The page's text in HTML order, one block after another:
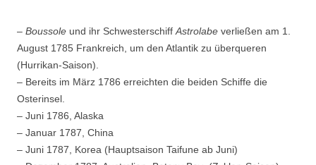
– Boussole und ihr Schwesterschiff Astrolabe verließen am 1.
August 1785 Frankreich, um den Atlantik zu überqueren
(Hurrikan-Saison).
– Bereits im März 1786 erreichten die beiden Schiffe die
Osterinsel.
– Juni 1786, Alaska
– Januar 1787, China
– Juni 1787, Korea (Hauptsaison Taifune ab Juni)